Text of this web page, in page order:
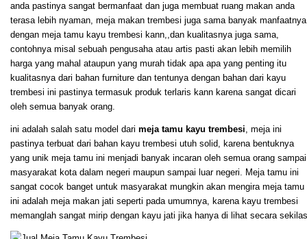
anda pastinya sangat bermanfaat dan juga membuat ruang makan anda
terasa lebih nyaman, meja makan trembesi juga sama banyak manfaatnya
dengan meja tamu kayu trembesi kann,,dan kualitasnya juga sama,
contohnya misal sebuah pengusaha atau artis pasti akan lebih memilih
harga yang mahal ataupun yang murah tidak apa apa yang penting itu
kualitasnya dari bahan furniture dan tentunya dengan bahan dari kayu
trembesi ini pastinya termasuk produk terlaris kann karena sangat dicari
oleh semua banyak orang.
ini adalah salah satu model dari meja tamu kayu trembesi, meja ini
pastinya terbuat dari bahan kayu trembesi utuh solid, karena bentuknya
yang unik meja tamu ini menjadi banyak incaran oleh semua orang sampai
masyarakat kota dalam negeri maupun sampai luar negeri. Meja tamu ini
sangat cocok banget untuk masyarakat mungkin akan mengira meja tamu
ini adalah meja makan jati seperti pada umumnya, karena kayu trembesi
memanglah sangat mirip dengan kayu jati jika hanya di lihat secara